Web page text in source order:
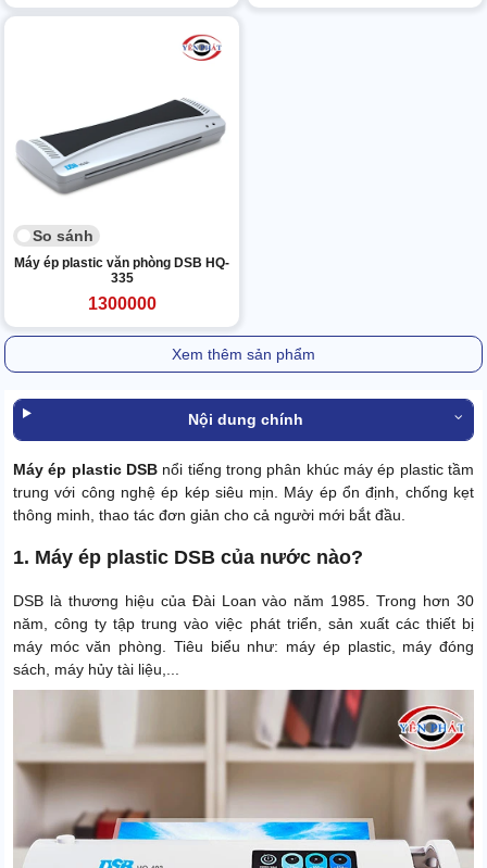
So sánh
Máy ép plastic văn phòng DSB HQ-
335
1300000
Xem thêm sản phẩm
Nội dung chính
Máy ép plastic DSB nổi tiếng trong phân khúc máy ép plastic tầm
trung với công nghệ ép kép siêu mịn. Máy ép ổn định, chống kẹt
thông minh, thao tác đơn giản cho cả người mới bắt đầu.
1. Máy ép plastic DSB của nước nào?
DSB là thương hiệu của Đài Loan vào năm 1985. Trong hơn 30
năm, công ty tập trung vào việc phát triển, sản xuất các thiết bị
máy móc văn phòng. Tiêu biểu như: máy ép plastic, máy đóng
sách, máy hủy tài liệu,...